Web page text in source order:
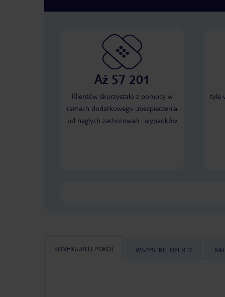
Aż 57 201
Klientów skorzystało z pomocy w
ramach dodatkowego ubezpieczenia
od nagłych zachorowań i wypadków
tyle
KONFIGURUJ POKÓJ WSZYSTKIE OFERTY